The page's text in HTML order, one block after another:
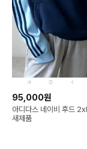
95,000원
아디다스 네이비 후드 2xl
새제품